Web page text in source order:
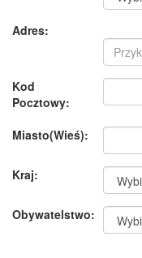
Adres:
Kod
Pocztowy:
Miasto(Wieś):
Kraj:
Obywatelstwo: